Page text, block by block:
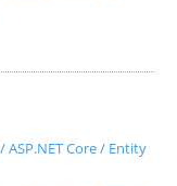
ASP.NET Core / Entity